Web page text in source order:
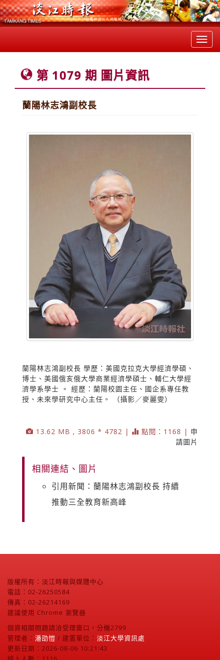
第 1079 期 圖片資訊
蘭陽林志鴻副校長
蘭陽林志鴻副校長 學歷：美國克拉克大學經濟學碩、
博士、美國俄亥俄大學商業經濟學碩士、輔仁大學經
濟學系學士 。 經歷：蘭陽校園主任、國企系專任教
授、未來學研究中心主任。 （攝影／麥麗雯）
13.62 MB , 3806 * 4782 | 點閱：1168 | 申
請圖片
相關連結、圖片
引用新聞：蘭陽林志鴻副校長 持續
推動三全教育新高峰
版權所有：淡江時報與媒體中心
電話：02-26250584
傳真：02-26214169
建議使用 Chrome 瀏覽器
個資相關問題請洽受理窗口，分機2799
管理者： 潘劭愷 / 建置單位： 淡江大學資訊處
更新日期：2026-08-06 10:21:43